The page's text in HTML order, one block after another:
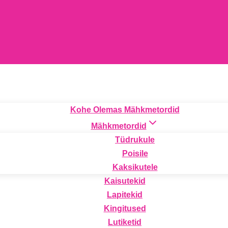
Kohe Olemas Mähkmetordid
Mähkmetordid
Tüdrukule
Poisile
Kaksikutele
Kaisutekid
Lapitekid
Kingitused
Lutiketid